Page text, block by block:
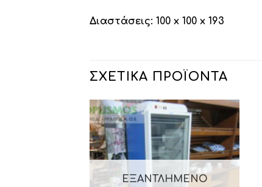
Διαστάσεις: 100 x 100 x 193
ΣΧΕΤΙΚΆ ΠΡΟΪΌΝΤΑ
ΕΞΑΝΤΛΗΜΈΝΟ